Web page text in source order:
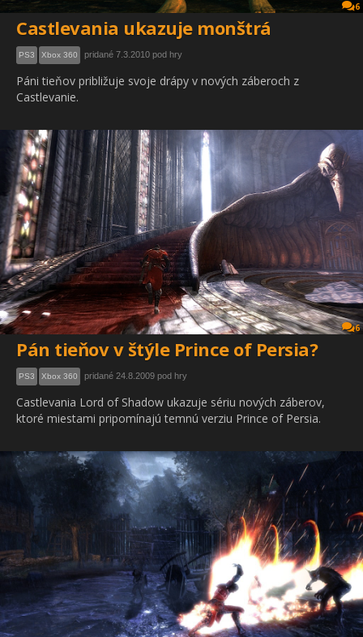
6
Castlevania ukazuje monštrá
PS3 Xbox 360 pridané 7.3.2010 pod hry
Páni tieňov približuje svoje drápy v nových záberoch z
Castlevanie.
6
Pán tieňov v štýle Prince of Persia?
PS3 Xbox 360 pridané 24.8.2009 pod hry
Castlevania Lord of Shadow ukazuje sériu nových záberov,
ktoré miestami pripomínajú temnú verziu Prince of Persia.